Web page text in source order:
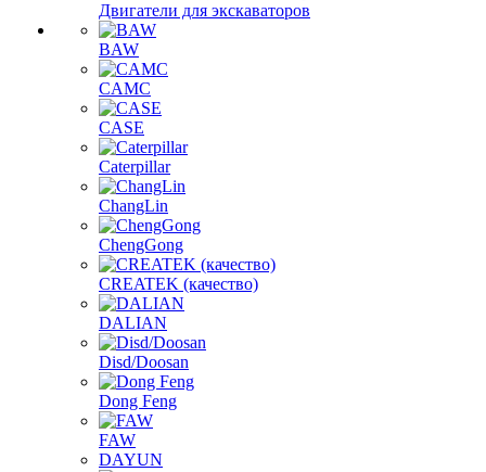
Двигатели для экскаваторов
BAW
CAMC
CASE
Caterpillar
ChangLin
ChengGong
CREATEK (качество)
DALIAN
Disd/Doosan
Dong Feng
FAW
DAYUN